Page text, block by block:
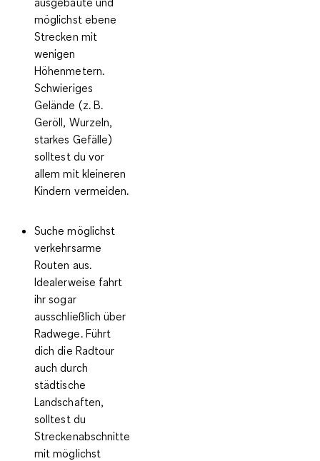
möglichst ebene
Strecken mit
wenigen
Höhenmetern.
Schwieriges
Gelände (z. B.
Geröll, Wurzeln,
starkes Gefälle)
solltest du vor
allem mit kleineren
Kindern vermeiden.
Suche möglichst
verkehrsarme
Routen aus.
Idealerweise fahrt
ihr sogar
ausschließlich über
Radwege. Führt
dich die Radtour
auch durch
städtische
Landschaften,
solltest du
Streckenabschnitte
mit möglichst